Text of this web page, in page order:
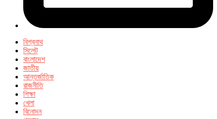
বিশ্বনাথ
সিলেট
বাংলাদেশ
জাতীয়
আন্তর্জাতিক
রাজনীতি
শিক্ষা
খেলা
বিনোদন